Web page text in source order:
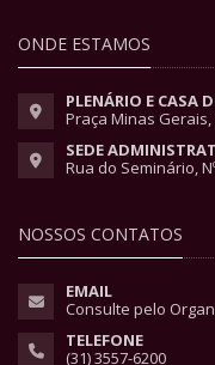
ONDE ESTAMOS
PLENÁRIO E CASA
Praça Minas Gerais,
SEDE
Rua do Seminário,
NOSSOS CONTATOS
EMAIL
Consulte pelo
TELEFONE
(31) 3557-6200